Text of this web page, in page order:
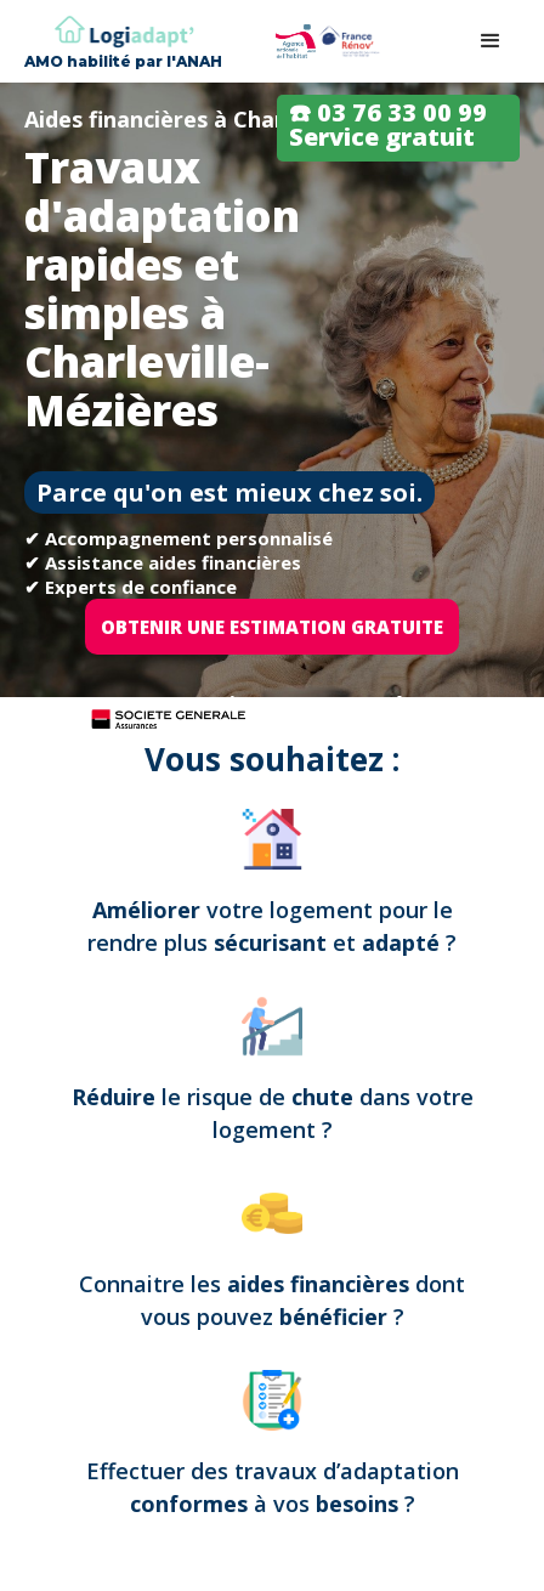
AMO habilité par l'ANAH
☎️ 03 76 33 00 99
Service gratuit
Aides financières à Charleville-Mézières
Travaux
d'adaptation
rapides et
simples à
Charleville-
Mézières
Parce qu'on est mieux chez soi.
✔ Accompagnement personnalisé
✔ Assistance aides financières
✔ Experts de confiance
OBTENIR UNE ESTIMATION GRATUITE
Tous nos projets sont assurés par
Vous souhaitez :
Améliorer votre logement pour le
rendre plus sécurisant et adapté ?
Réduire le risque de chute dans votre
logement ?
Connaitre les aides financières dont
vous pouvez bénéficier ?
Effectuer des travaux d’adaptation
conformes à vos besoins ?